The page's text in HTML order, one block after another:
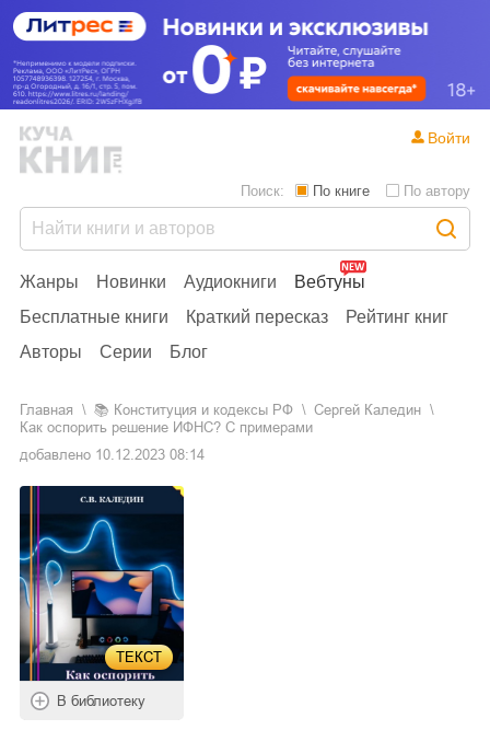
Жанры Новинки Аудиокниги
Вебтуны
Бесплатные книги
Краткий пересказ
Рейтинг книг
Авторы
Серии Блог
Поиск: По книге По автору
Войти
Главная 📚 конституция и кодексы РФ
Сергей Каледин
Как оспорить решение ИФНС? С примерами
добавлено 10.12.2023 08:14
ТЕКСТ
В библиотеку